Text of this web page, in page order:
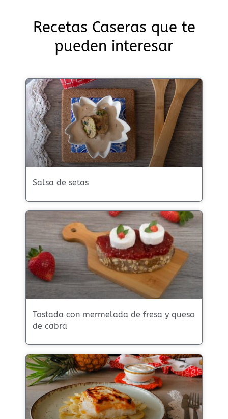
Recetas Caseras que te
pueden interesar
Salsa de setas
Tostada con mermelada de fresa y queso
de cabra